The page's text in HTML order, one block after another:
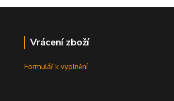
Vrácení zboží
Formulář k vyplnění